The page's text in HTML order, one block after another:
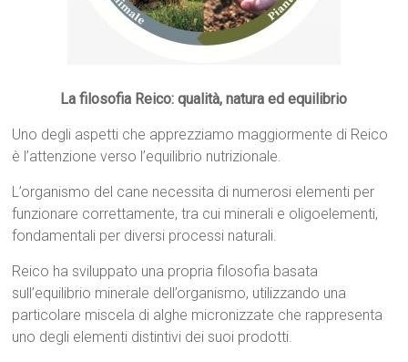
La filosofia Reico: qualità, natura ed equilibrio
Uno degli aspetti che apprezziamo maggiormente di Reico
è l’attenzione verso l’equilibrio nutrizionale.
L’organismo del cane necessita di numerosi elementi per
funzionare correttamente, tra cui minerali e oligoelementi,
fondamentali per diversi processi naturali.
Reico ha sviluppato una propria filosofia basata
sull’equilibrio minerale dell’organismo, utilizzando una
particolare miscela di alghe micronizzate che rappresenta
uno degli elementi distintivi dei suoi prodotti.